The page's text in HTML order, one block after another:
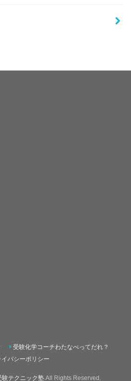
受験化学コーチわたなべってだれ？
イバシーポリシー
験テクニック塾.All Rights Reserved.